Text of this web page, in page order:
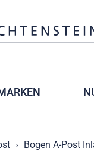
Bogen A-Post